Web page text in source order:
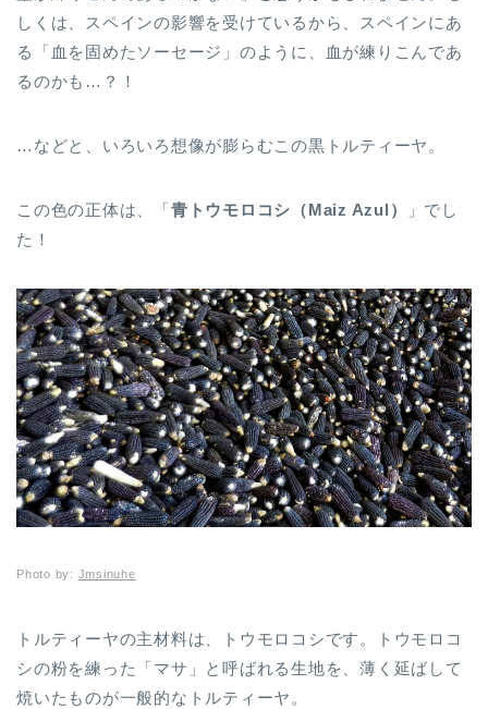
しくは、スペインの影響を受けているから、スペインにあ
る「血を固めたソーセージ」のように、血が練りこんであ
るのかも…？！
…などと、いろいろ想像が膨らむこの黒トルティーヤ。
この色の正体は、「青トウモロコシ（Maiz Azul）
」でし
た！
Photo by: Jmsinuhe
トルティーヤの主材料は、トウモロコシです。トウモロコ
シの粉を練った「マサ」と呼ばれる生地を、薄く延ばして
焼いたものが一般的なトルティーヤ。